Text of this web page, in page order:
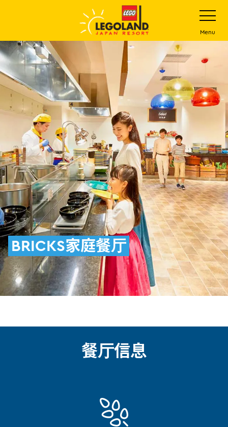
主
要
内
容
打
开
网
站
菜
单
Menu
BRICKS家庭餐厅
餐厅信息